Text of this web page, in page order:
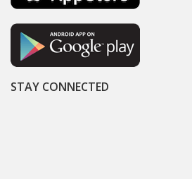
STAY CONNECTED